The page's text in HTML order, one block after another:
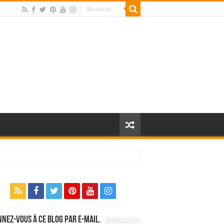
vous à ce blog par e-mail.